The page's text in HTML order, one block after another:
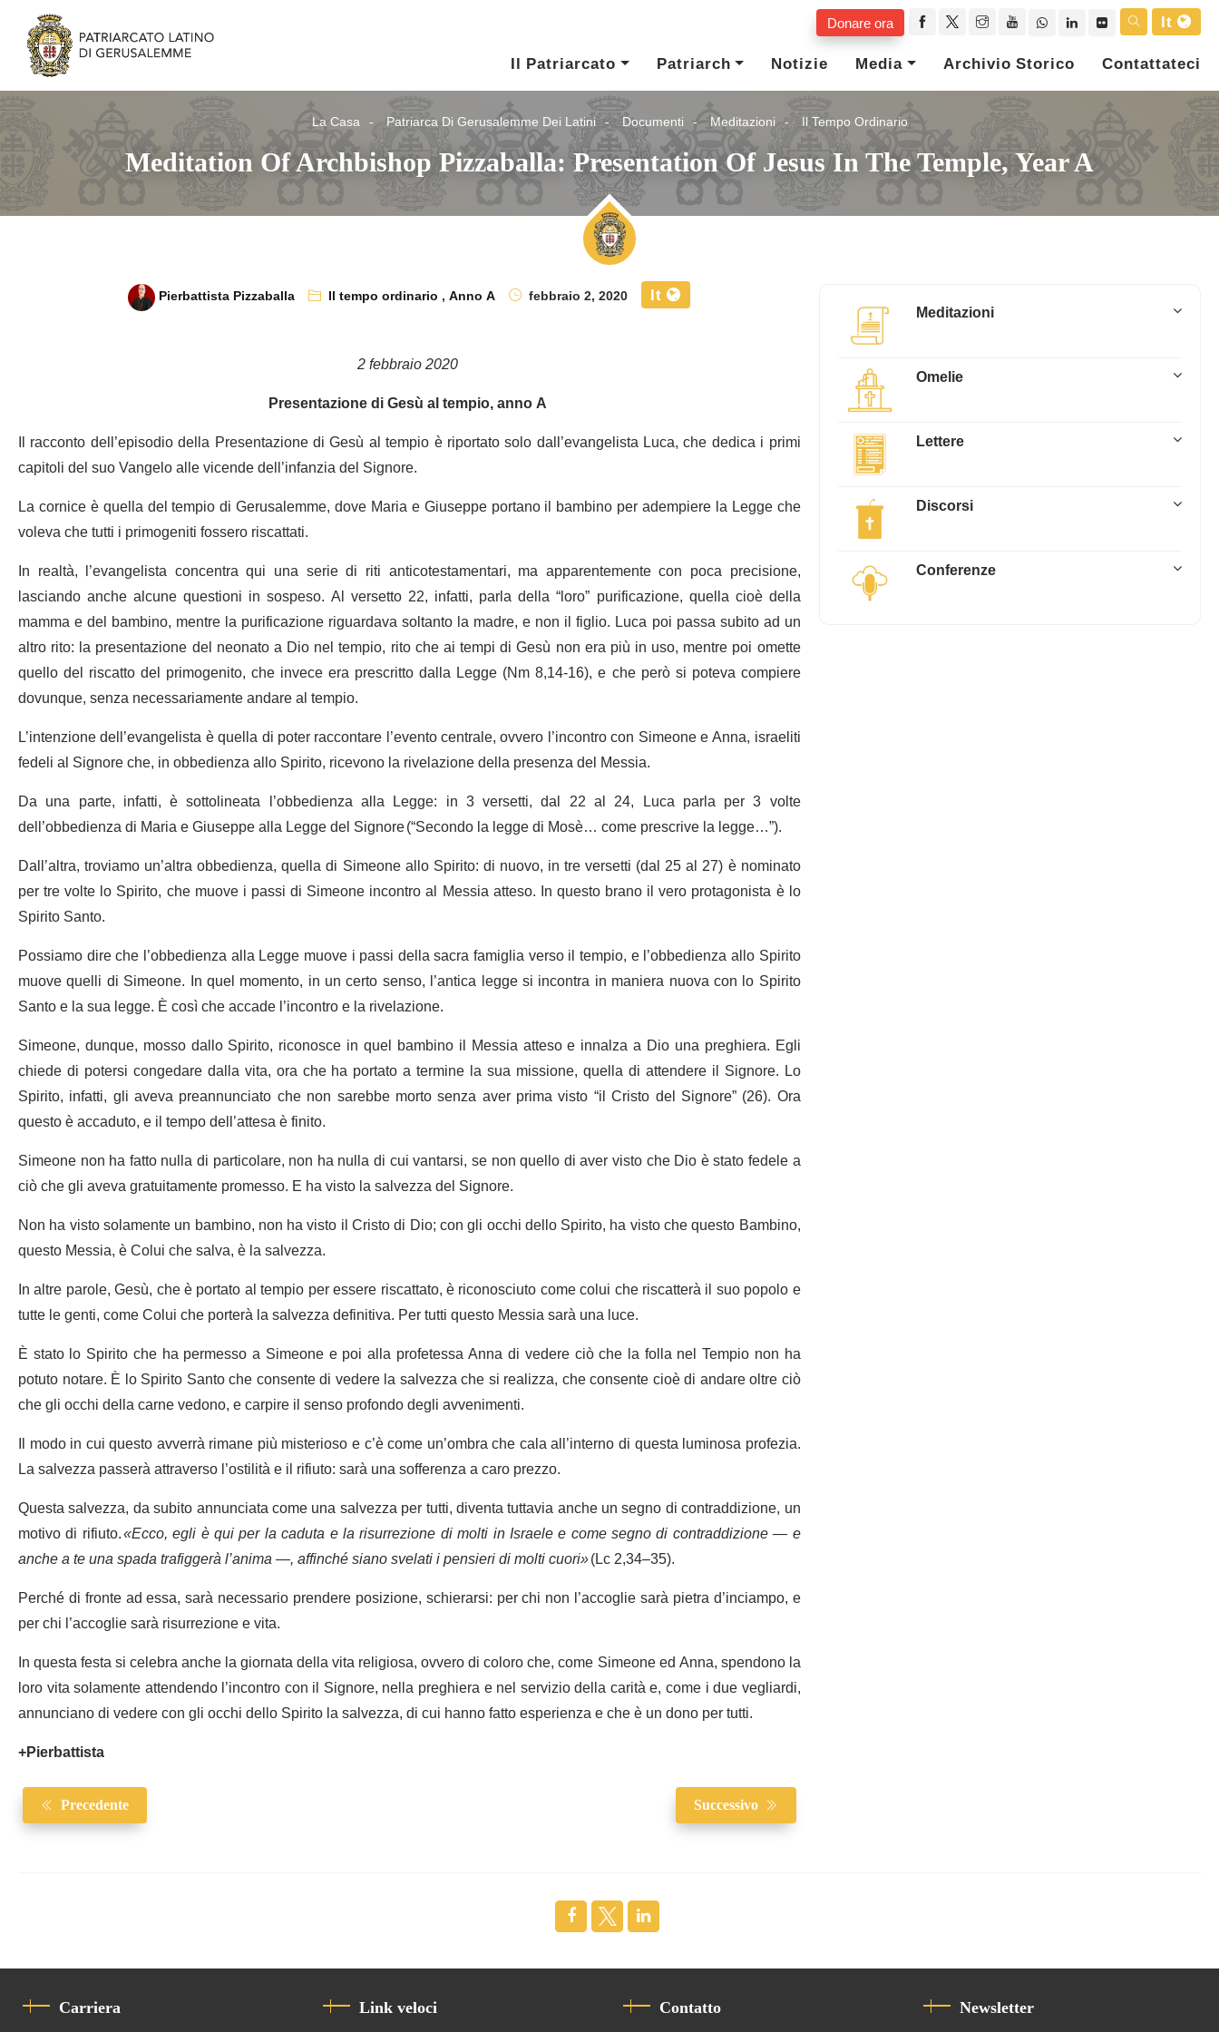
Donare ora
It
Il Patriarcato
Patriarch Notizie Media Archivio Storico Contattateci
La Casa Patriarca Di Gerusalemme Dei Latini Documenti Meditazioni Il Tempo Ordinario
Meditation Of Archbishop Pizzaballa: Presentation Of Jesus In The Temple, Year A
Pierbattista Pizzaballa Il tempo ordinario ,Anno A febbraio 2, 2020 It
2 febbraio 2020
Presentazione di Gesù al tempio, anno A
Il racconto dell’episodio della Presentazione di Gesù al tempio è riportato solo dall’evangelista Luca, che dedica i primi
capitoli del suo Vangelo alle vicende dell’infanzia del Signore.
La cornice è quella del tempio di Gerusalemme, dove Maria e Giuseppe portano il bambino per adempiere la Legge che
voleva che tutti i primogeniti fossero riscattati.
In realtà, l’evangelista concentra qui una serie di riti anticotestamentari, ma apparentemente con poca precisione,
lasciando anche alcune questioni in sospeso. Al versetto 22, infatti, parla della “loro” purificazione, quella cioè della
mamma e del bambino, mentre la purificazione riguardava soltanto la madre, e non il figlio. Luca poi passa subito ad un
altro rito: la presentazione del neonato a Dio nel tempio, rito che ai tempi di Gesù non era più in uso, mentre poi omette
quello del riscatto del primogenito, che invece era prescritto dalla Legge (Nm 8,14-16), e che però si poteva compiere
dovunque, senza necessariamente andare al tempio.
L’intenzione dell’evangelista è quella di poter raccontare l’evento centrale, ovvero l’incontro con Simeone e Anna, israeliti
fedeli al Signore che, in obbedienza allo Spirito, ricevono la rivelazione della presenza del Messia.
Da una parte, infatti, è sottolineata l’obbedienza alla Legge: in 3 versetti, dal 22 al 24, Luca parla per 3 volte
dell’obbedienza di Maria e Giuseppe alla Legge del Signore (“Secondo la legge di Mosè… come prescrive la legge…”).
Dall’altra, troviamo un’altra obbedienza, quella di Simeone allo Spirito: di nuovo, in tre versetti (dal 25 al 27) è nominato
per tre volte lo Spirito, che muove i passi di Simeone incontro al Messia atteso. In questo brano il vero protagonista è lo
Spirito Santo.
Possiamo dire che l’obbedienza alla Legge muove i passi della sacra famiglia verso il tempio, e l’obbedienza allo Spirito
muove quelli di Simeone. In quel momento, in un certo senso, l’antica legge si incontra in maniera nuova con lo Spirito
Santo e la sua legge. È così che accade l’incontro e la rivelazione.
Simeone, dunque, mosso dallo Spirito, riconosce in quel bambino il Messia atteso e innalza a Dio una preghiera. Egli
chiede di potersi congedare dalla vita, ora che ha portato a termine la sua missione, quella di attendere il Signore. Lo
Spirito, infatti, gli aveva preannunciato che non sarebbe morto senza aver prima visto “il Cristo del Signore” (26). Ora
questo è accaduto, e il tempo dell’attesa è finito.
Simeone non ha fatto nulla di particolare, non ha nulla di cui vantarsi, se non quello di aver visto che Dio è stato fedele a
ciò che gli aveva gratuitamente promesso. E ha visto la salvezza del Signore.
Non ha visto solamente un bambino, non ha visto il Cristo di Dio; con gli occhi dello Spirito, ha visto che questo Bambino,
questo Messia, è Colui che salva, è la salvezza.
In altre parole, Gesù, che è portato al tempio per essere riscattato, è riconosciuto come colui che riscatterà il suo popolo e
tutte le genti, come Colui che porterà la salvezza definitiva. Per tutti questo Messia sarà una luce.
È stato lo Spirito che ha permesso a Simeone e poi alla profetessa Anna di vedere ciò che la folla nel Tempio non ha
potuto notare. È lo Spirito Santo che consente di vedere la salvezza che si realizza, che consente cioè di andare oltre ciò
che gli occhi della carne vedono, e carpire il senso profondo degli avvenimenti.
Il modo in cui questo avverrà rimane più misterioso e c’è come un’ombra che cala all’interno di questa luminosa profezia.
La salvezza passerà attraverso l’ostilità e il rifiuto: sarà una sofferenza a caro prezzo.
Questa salvezza, da subito annunciata come una salvezza per tutti, diventa tuttavia anche un segno di contraddizione, un
motivo di rifiuto.«Ecco, egli è qui per la caduta e la risurrezione di molti in Israele e come segno di contraddizione — e
anche a te una spada trafiggerà l’anima —, affinché siano svelati i pensieri di molti cuori»(Lc 2,34–35).
Perché di fronte ad essa, sarà necessario prendere posizione, schierarsi: per chi non l’accoglie sarà pietra d’inciampo, e
per chi l’accoglie sarà risurrezione e vita.
In questa festa si celebra anche la giornata della vita religiosa, ovvero di coloro che, come Simeone ed Anna, spendono la
loro vita solamente attendendo l’incontro con il Signore, nella preghiera e nel servizio della carità e, come i due vegliardi,
annunciano di vedere con gli occhi dello Spirito la salvezza, di cui hanno fatto esperienza e che è un dono per tutti.
+Pierbattista
Precedente Successivo
Meditazioni
Omelie
Lettere
Discorsi
Conferenze
Carriera Link veloci Contatto Newsletter